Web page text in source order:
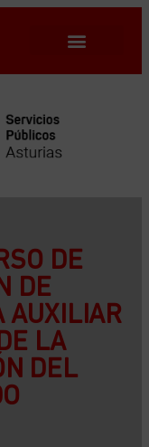
DE
DE
AUXILIAR
LA
DEL